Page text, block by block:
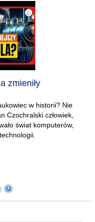
zmieniły
w historii? Nie
Czochralski człowiek,
świat komputerów,